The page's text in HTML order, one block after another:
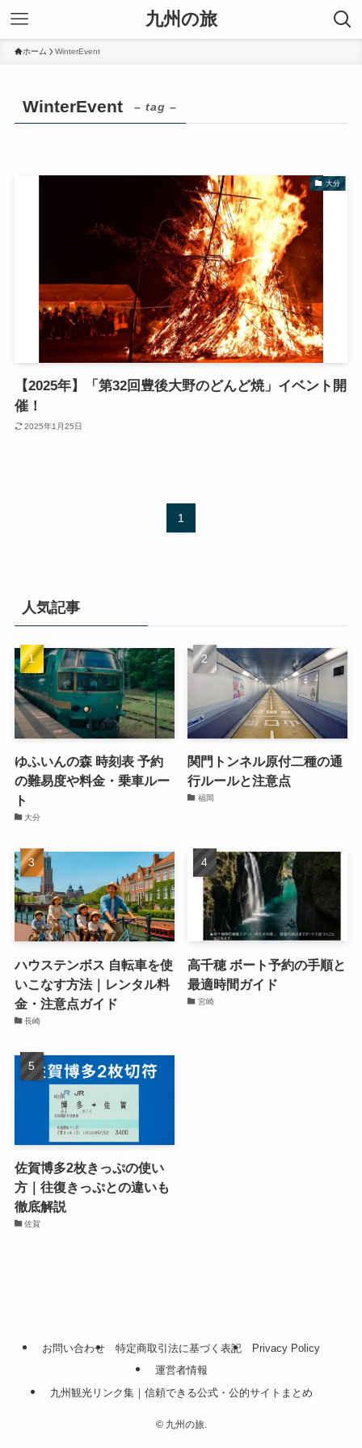
九州の旅
ホーム WinterEvent
WinterEvent – tag –
大分
【2025年】「第32回豊後大野のどんど焼」イベント開
催！
2025年1月25日
1
人気記事
ゆふいんの森 時刻表 予約
の難易度や料金・乗車ルー
ト
大分
関門トンネル原付二種の通
行ルールと注意点
福岡
ハウステンボス 自転車を使
いこなす方法｜レンタル料
金・注意点ガイド
長崎
高千穂 ボート予約の手順と
最適時間ガイド
宮崎
佐賀博多2枚きっぷの使い
方｜往復きっぷとの違いも
徹底解説
佐賀
お問い合わせ 特定商取引法に基づく表記
Privacy Policy
運営者情報
九州観光リンク集｜信頼できる公式・公的サイトまとめ
©九州の旅.